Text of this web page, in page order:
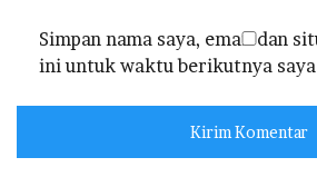
Simpan nama saya, email dan
ini untuk waktu berikutnya